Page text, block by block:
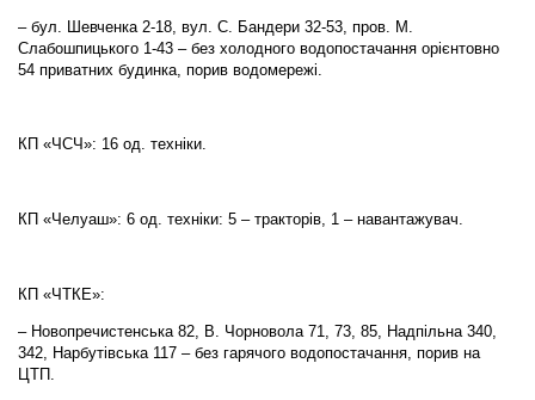
– бул. Шевченка 2-18, вул. С. Бандери 32-53, пров. М.
Слабошпицького 1-43 – без холодного водопостачання орієнтовно
54 приватних будинка, порив водомережі.
КП «ЧСЧ»: 16 од. техніки.
КП «Челуаш»: 6 од. техніки: 5 – тракторів, 1 – навантажувач.
КП «ЧТКЕ»:
– Новопречистенська 82, В. Чорновола 71, 73, 85, Надпільна 340,
342, Нарбутівська 117 – без гарячого водопостачання, порив на
ЦТП.